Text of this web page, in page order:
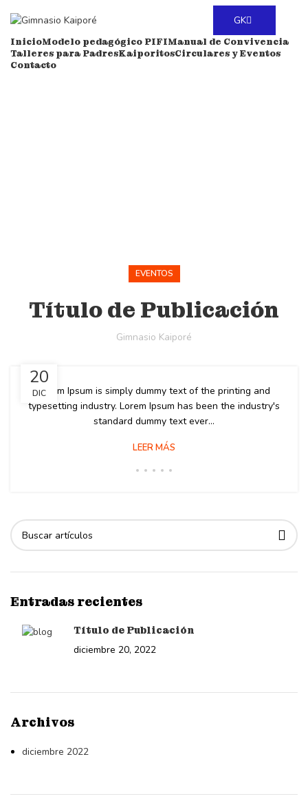
GK
EVENTOS
Título de Publicación
Gimnasio Kaiporé
20
DICLorem Ipsum is simply dummy text of the printing and
typesetting industry. Lorem Ipsum has been the industry's
standard dummy text ever...
LEER MÁS
Entradas recientes
Título de Publicación
diciembre 20, 2022
Archivos
diciembre 2022
InicioModelo pedagógico PIFIManual de Convivencia
Talleres para PadresKaiporitosCirculares y Eventos
Contacto